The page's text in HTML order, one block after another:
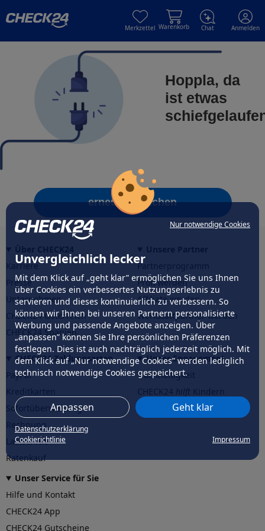
Nur notwendige Cookies
Unvergleichlich lecker
Mit dem Klick auf „geht klar” ermöglichen Sie uns Ihnen
über Cookies ein verbessertes Nutzungserlebnis zu
servieren und dieses kontinuierlich zu verbessern. So
können wir Ihnen bei unseren Partnern personalisierte
Werbung und passende Angebote anzeigen. Über
„anpassen” können Sie Ihre persönlichen Präferenzen
festlegen. Dies ist auch nachträglich jederzeit möglich. Mit
dem Klick auf „Nur notwendige Cookies” werden lediglich
technisch notwendige Cookies gespeichert.
Anpassen Geht klar
Datenschutzerklärung
Cookierichtlinie
Impressum
Merkzettel Warenkorb Chat Anmelden
Hoppla, da
ist etwas
erneut versuchen
Karriere
Presse
Unternehmen
CHECK24 Österreich
CHECK24 Spanien
Partnerprogramm
Profi werden
Affiliate werden
Werkstattpartner werden
CHECK24 Zahlungsarten
PayPal
Sofortüberweisung
Rechnung
Lastschrift
Ratenkauf
Unser Engagement
Nachhaltigkeit
CHECK24hilftder Natur
Unser Service für Sie
Hilfe und Kontakt
CHECK24 App
CHECK24 Gutscheine